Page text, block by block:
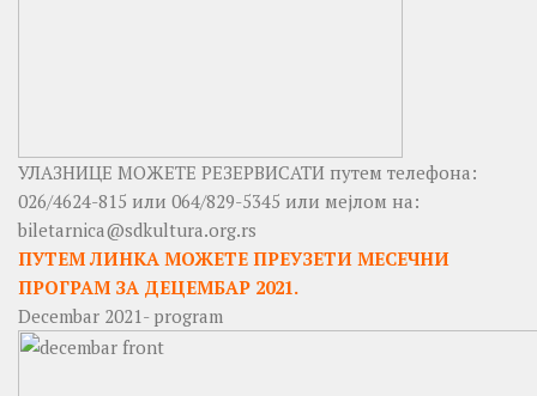
УЛАЗНИЦЕ МОЖЕТЕ РЕЗЕРВИСАТИ путем телефона:
026/4624-815 или 064/829-5345 или мејлом на:
biletarnica@sdkultura.org.rs
ПУТЕМ ЛИНКА МОЖЕТЕ ПРЕУЗЕТИ МЕСЕЧНИ
ПРОГРАМ ЗА ДЕЦЕМБАР 2021.
Decembar 2021- program